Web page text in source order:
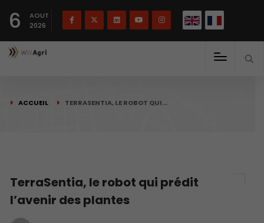
6
AOUT
2026
ACCUEIL TERRASENTIA, LE ROBOT QUI…
TerraSentia, le robot qui prédit
l’avenir des plantes
Français English(English)